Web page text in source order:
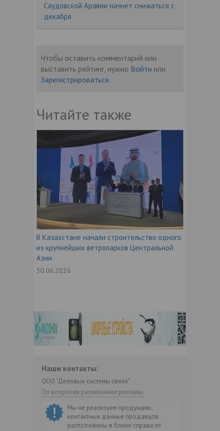
Саудовской Аравии начнет снижаться с
декабря
Чтобы оставить комментарий или
выставить рейтинг, нужно Войти или
Зарегистрироваться
Читайте также
В Казахстане начали строительство одного
из крупнейших ветропарков Центральной
Азии
30.06.2026
Наши контакты:
ООО "Деловые системы связи"
По вопросам размещения рекламы
Мы не реализуем продукцию,
контактные данные продавцов
расположены в блоке справа от